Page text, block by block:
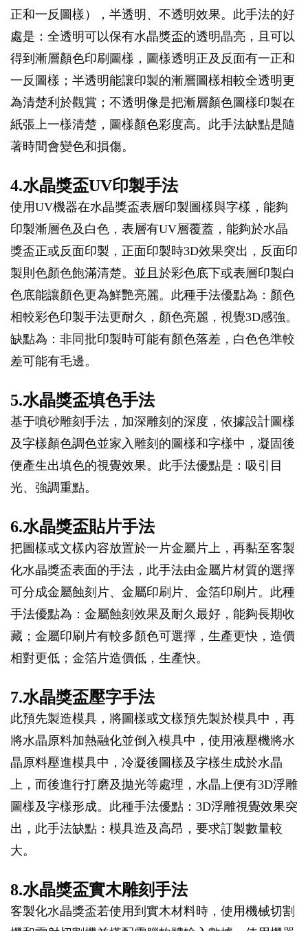
正和一反圖樣），半透明、不透明效果。此手法的好
處是：全透明可以保有水晶獎盃的透明晶亮，且可以
得到漸層顏色印刷圖樣，圖樣透明正及反面有一正和
一反圖樣；半透明能讓印製的漸層圖樣相較全透明更
為清楚利於觀賞；不透明像是把漸層顏色圖樣印製在
紙張上一樣清楚，圖樣顏色彩度高。此手法缺點是隨
著時間會變色和損傷。
4.水晶獎盃UV印製手法
使用UV機器在水晶獎盃表層印製圖樣與字樣，能夠
印製漸層色及白色，表層有UV層覆蓋，能夠於水晶
獎盃正或反面印製，正面印製時3D效果突出，反面印
製則色顏色飽滿清楚。並且於彩色底下或表層印製白
色底能讓顏色更為鮮艷亮麗。此種手法優點為：顏色
相較彩色印製手法更耐久，顏色亮麗，視覺3D感強。
缺點為：非同批印製時可能有顏色落差，白色色準較
差可能有毛邊。
5.水晶獎盃填色手法
基于噴砂雕刻手法，加深雕刻的深度，依據設計圖樣
及字樣顏色調色並家入雕刻的圖樣和字樣中，凝固後
便產生出填色的視覺效果。此手法優點是：吸引目
光、強調重點。
6.水晶獎盃貼片手法
把圖樣或文樣內容放置於一片金屬片上，再黏至客製
化水晶獎盃表面的手法，此手法由金屬片材質的選擇
可分成金屬蝕刻片、金屬印刷片、金箔印刷片。此種
手法優點為：金屬蝕刻效果及耐久最好，能夠長期收
藏；金屬印刷片有較多顏色可選擇，生產更快，造價
相對更低；金箔片造價低，生產快。
7.水晶獎盃壓字手法
此預先製造模具，將圖樣或文樣預先製於模具中，再
將水晶原料加熱融化並倒入模具中，使用液壓機將水
晶原料壓進模具中，冷凝後圖樣及字樣生成於水晶
上，而後進行打磨及拋光等處理，水晶上便有3D浮雕
圖樣及字樣形成。此種手法優點：3D浮雕視覺效果突
出，此手法缺點：模具造及高昂，要求訂製數量較
大。
8.水晶獎盃實木雕刻手法
客製化水晶獎盃若使用到實木材料時，使用機械切割